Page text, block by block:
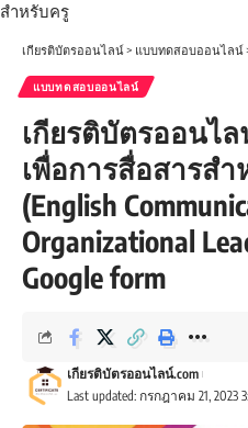
สำหรับครู
เกียรติบัตรออนไลน์> แบบทดสอบออนไลน์
แบบทดสอบออนไลน์
เกียรติบัตรออนไ
เพื่อการสื่อสารส
(English
Organizational
Google form
Last updated: กรกฎาคม 21, 2023
เกียรติบัตรออนไลน์.com